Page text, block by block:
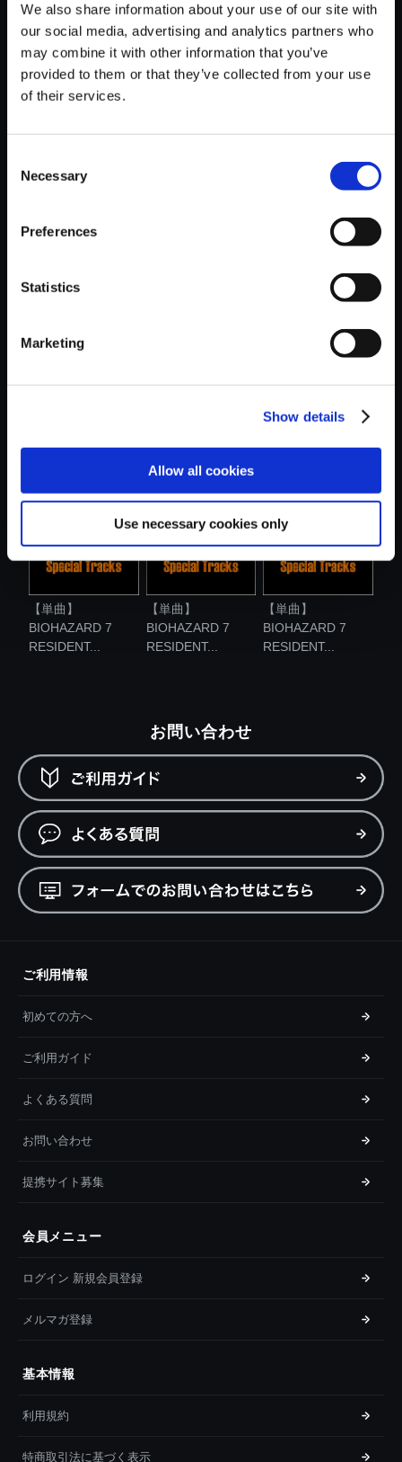
We also share information about your use of our site with
our social media, advertising and analytics partners who
may combine it with other information that you’ve
provided to them or that they’ve collected from your use
of their services.
Selection
Necessary
Preferences
Statistics
Marketing
Show details
Allow all cookies
Use necessary cookies only
【単曲】BIOHAZARD 7 RESID
ENT EVIL Special Tracks Resc
ue
150円
RESIDENT...
RESIDENT...
【単曲】
RESIDENT...
【単曲】
BIOHAZARD 7
RESIDENT...
【単曲】
BIOHAZARD 7
RESIDENT...
【単曲】
BIOHAZARD 7
RESIDENT...
お問い合わせ
ご利用情報
初めての方へ
ご利用ガイド
よくある質問
お問い合わせ
提携サイト募集
会員メニュー
ログイン 新規会員登録
メルマガ登録
基本情報
利用規約
特商取引法に基づく表示